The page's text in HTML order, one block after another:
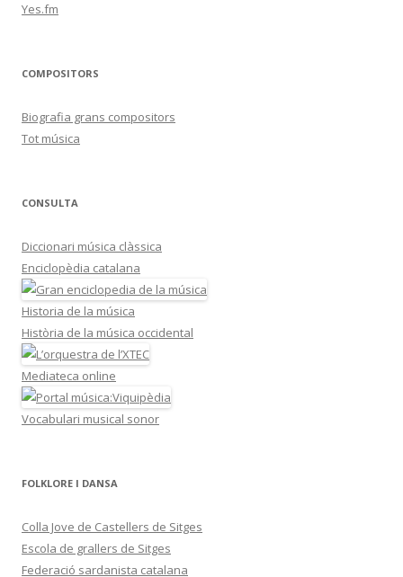
Yes.fm
COMPOSITORS
Biografia grans compositors
Tot música
CONSULTA
Diccionari música clàssica
Enciclopèdia catalana
Historia de la música
Història de la música occidental
Mediateca online
Vocabulari musical sonor
FOLKLORE I DANSA
Colla Jove de Castellers de Sitges
Escola de grallers de Sitges
Federació sardanista catalana